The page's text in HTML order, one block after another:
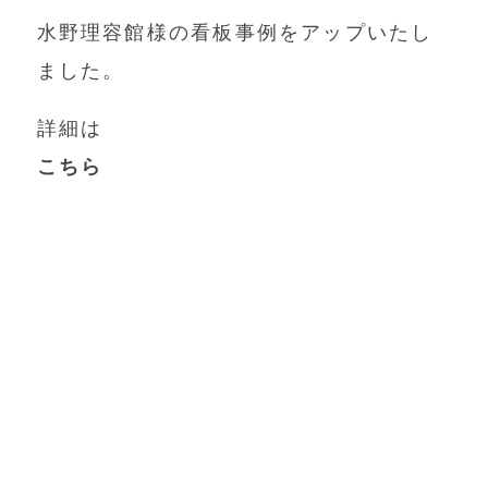
水野理容館様の看板事例をアップいたし
ました。
詳細は
こちら